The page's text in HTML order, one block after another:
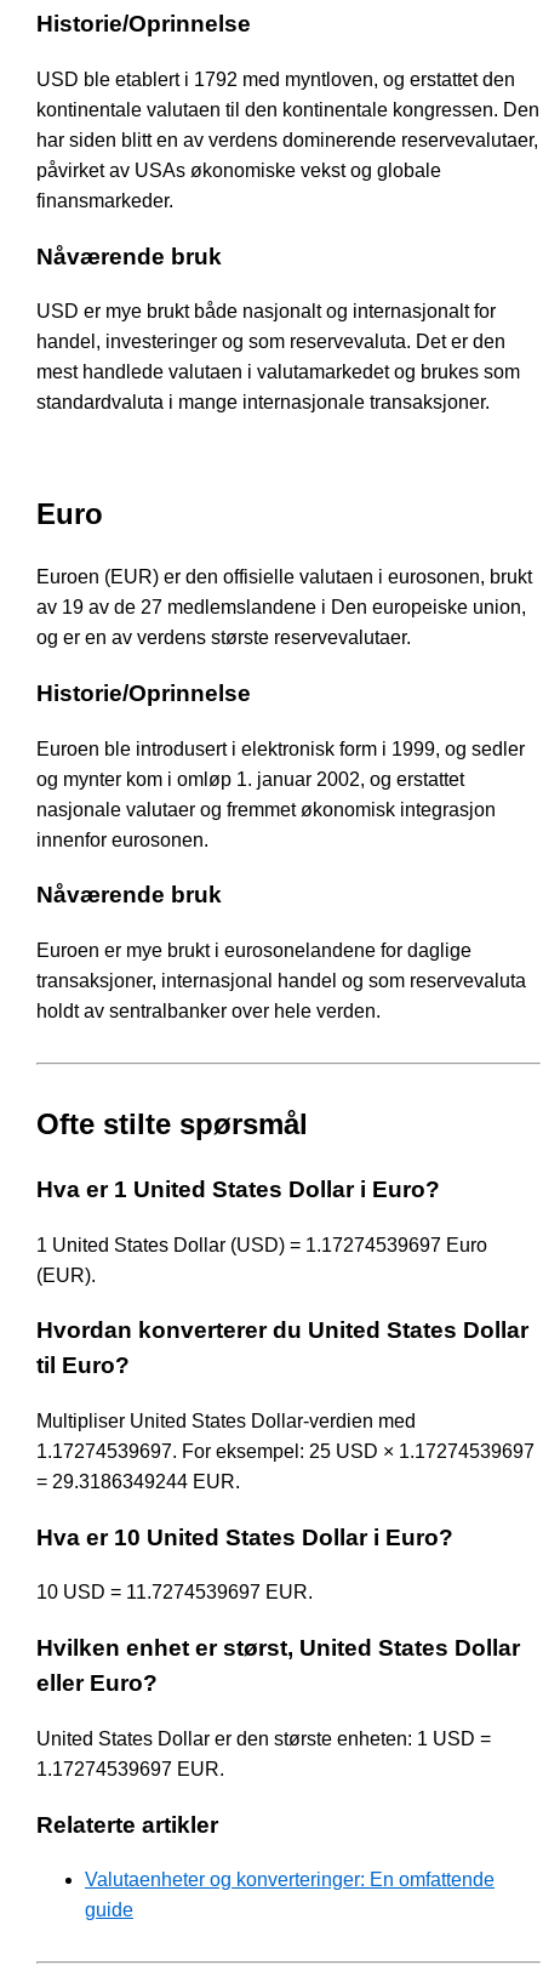
Historie/Oprinnelse
USD ble etablert i 1792 med myntloven, og erstattet den
kontinentale valutaen til den kontinentale kongressen. Den
har siden blitt en av verdens dominerende reservevalutaer,
påvirket av USAs økonomiske vekst og globale
finansmarkeder.
Nåværende bruk
USD er mye brukt både nasjonalt og internasjonalt for
handel, investeringer og som reservevaluta. Det er den
mest handlede valutaen i valutamarkedet og brukes som
standardvaluta i mange internasjonale transaksjoner.
Euro
Euroen (EUR) er den offisielle valutaen i eurosonen, brukt
av 19 av de 27 medlemslandene i Den europeiske union,
og er en av verdens største reservevalutaer.
Historie/Oprinnelse
Euroen ble introdusert i elektronisk form i 1999, og sedler
og mynter kom i omløp 1. januar 2002, og erstattet
nasjonale valutaer og fremmet økonomisk integrasjon
innenfor eurosonen.
Nåværende bruk
Euroen er mye brukt i eurosonelandene for daglige
transaksjoner, internasjonal handel og som reservevaluta
holdt av sentralbanker over hele verden.
Ofte stilte spørsmål
Hva er 1 United States Dollar i Euro?
1 United States Dollar (USD) = 1.17274539697 Euro
(EUR).
Hvordan konverterer du United States Dollar
til Euro?
Multipliser United States Dollar-verdien med
1.17274539697. For eksempel: 25 USD × 1.17274539697
= 29.3186349244 EUR.
Hva er 10 United States Dollar i Euro?
10 USD = 11.7274539697 EUR.
Hvilken enhet er størst, United States Dollar
eller Euro?
United States Dollar er den største enheten: 1 USD =
1.17274539697 EUR.
Relaterte artikler
Valutaenheter og konverteringer: En omfattende
guide